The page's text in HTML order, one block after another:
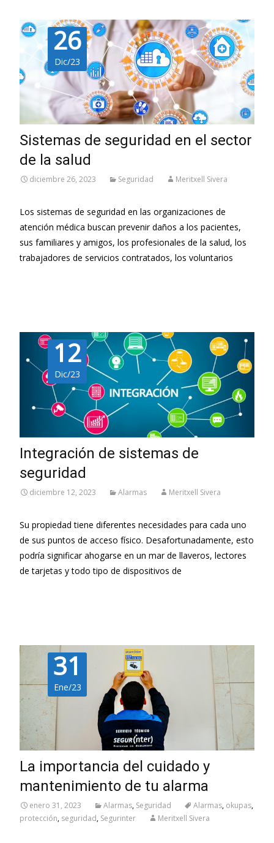
26
Dic/23
Sistemas de seguridad en el sector
de la salud
diciembre 26, 2023 Seguridad Meritxell Sivera
Los sistemas de seguridad en las organizaciones de
atención médica buscan prevenir daños a los pacientes,
sus familiares y amigos, los profesionales de la salud, los
trabajadores de servicios contratados, los voluntarios
12
Dic/23
Integración de sistemas de
seguridad
diciembre 12, 2023 Alarmas Meritxell Sivera
Su propiedad tiene diferentes necesidades para cada uno
de sus puntos de acceso físico. Desafortunadamente, esto
podría significar ahogarse en un mar de llaveros, lectores
de tarjetas y todo tipo de dispositivos de
31
Ene/23
La importancia del cuidado y
mantenimiento de tu alarma
enero 31, 2023 Alarmas, Seguridad Alarmas, okupas,
protección, seguridad, Segurinter Meritxell Sivera